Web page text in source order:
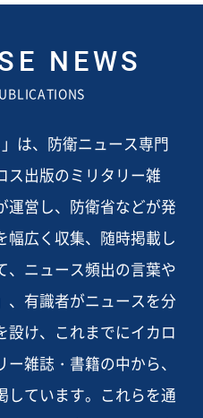
NEWS
は、防衛ニュース専門
ス出版のミリタリー雑
運営し、防衛省などが発
幅広く収集、随時掲載し
、ニュース頻出の言葉や
、有識者がニュースを分
設け、これまでにイカロ
雑誌・書籍の中から、
しています。これらを通